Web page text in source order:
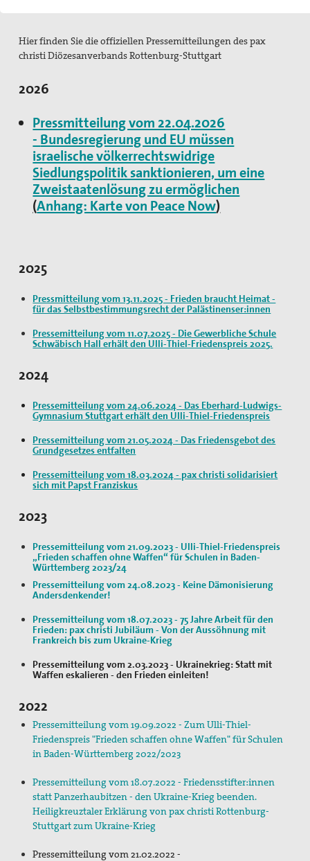
Publikationen
Newsletter
Der Heilige Martin
Weiteres
Friedensbildung
Servicestelle Friedensbildung Baden-Württemberg
Materialien zur Friedensbildung
Atomwaffen
Europa
Flucht und Migration
Große Reden zum Frieden
Papst Franziskus
Rüstung
AGn, Aktionen, Projekte
Bündnis "Schulfrei für die Bundeswehr"
Freiwilliger Friedensdienst in Bethlehem & Jerusalem
Initiative "Farbe bekennen!"
Jugend für Frieden und Gerechtigkeit in Palästina und
Kampagne "Unter 18 nie!"
Nahost-AG
Hier finden Sie die offiziellen Pressemitteilungen des pax
christi Diözesanverbands Rottenburg-Stuttgart
2026
Pressmitteilung vom 22.04.2026
- Bundesregierung und EU müssen
israelische völkerrechtswidrige
Siedlungspolitik sanktionieren, um eine
Zweistaatenlösung zu ermöglichen
(Anhang: Karte von Peace Now)
2025
Pressmitteilung vom 13.11.2025 - Frieden braucht Heimat -
für das Selbstbestimmungsrecht der Palästinenser:innen
Pressemitteilung vom 11.07.2025 - Die Gewerbliche Schule
Schwäbisch Hall erhält den Ulli-Thiel-Friedenspreis 2025.
2024
Pressemitteilung vom 24.06.2024 - Das Eberhard-Ludwigs-
Gymnasium Stuttgart erhält den Ulli-Thiel-Friedenspreis
Pressemitteilung vom 21.05.2024 - Das Friedensgebot des
Grundgesetzes entfalten
Pressemitteilung vom 18.03.2024 - pax christi solidarisiert
sich mit Papst Franziskus
2023
Pressemitteilung vom 21.09.2023 - Ulli-Thiel-Friedenspreis
„Frieden schaffen ohne Waffen“ für Schulen in Baden-
Württemberg 2023/24
Pressemitteilung vom 24.08.2023 - Keine Dämonisierung
Andersdenkender!
Pressemitteilung vom 18.07.2023 - 75 Jahre Arbeit für den
Frieden: pax christi Jubiläum - Von der Aussöhnung mit
Frankreich bis zum Ukraine-Krieg
Pressemitteilung vom 2.03.2023 - Ukrainekrieg: Statt mit
Waffen eskalieren - den Frieden einleiten!
2022
Pressemitteilung vom 19.09.2022 - Zum Ulli-Thiel-
Friedenspreis "Frieden schaffen ohne Waffen" für Schulen
in Baden-Württemberg 2022/2023
Pressemitteilung vom 18.07.2022 - Friedensstifter:innen
statt Panzerhaubitzen - den Ukraine-Krieg beenden.
Heiligkreuztaler Erklärung von pax christi Rottenburg-
Stuttgart zum Ukraine-Krieg
Pressemitteilung vom 21.02.2022 -